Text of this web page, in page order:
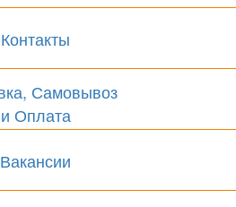
Контакты
Самовывоз
и Оплата
Вакансии